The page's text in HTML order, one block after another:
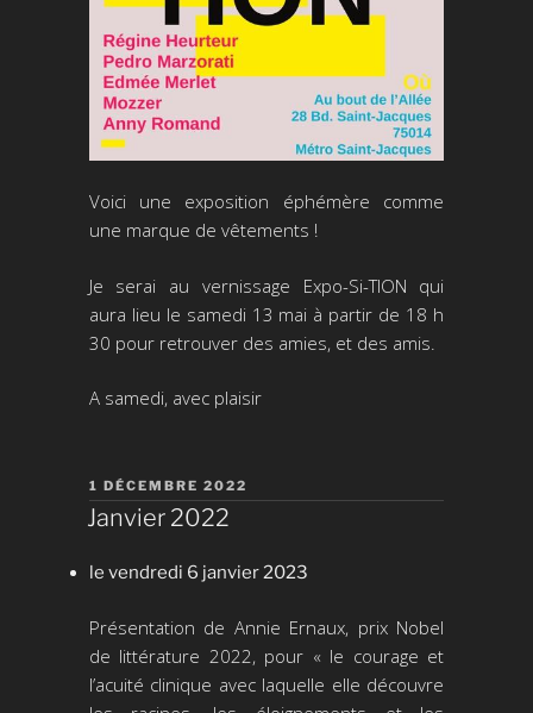
Voici une exposition éphémère comme
une marque de vêtements !
Je serai au vernissage Expo-Si-TION qui
aura lieu le samedi 13 mai à partir de 18 h
30 pour retrouver des amies, et des amis.
A samedi, avec plaisir
PUBLIÉ
LE
1 DÉCEMBRE 2022
Janvier 2022
le vendredi 6 janvier 2023
Présentation de Annie Ernaux, prix Nobel
de littérature 2022, pour « le courage et
l’acuité clinique avec laquelle elle découvre